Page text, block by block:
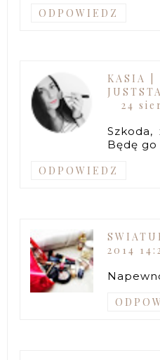
ODPOWIEDZ
KASIA |
24
Szkoda,
Będę go
ODPOWIEDZ
2014